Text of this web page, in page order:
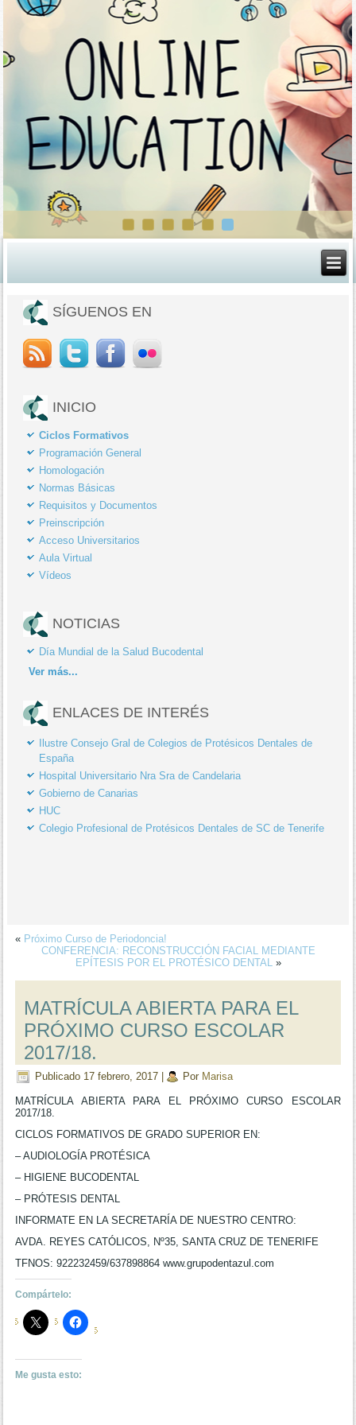
SÍGUENOS EN
INICIO
Ciclos Formativos
Programación General
Homologación
Normas Básicas
Requisitos y Documentos
Preinscripción
Acceso Universitarios
Aula Virtual
Vídeos
NOTICIAS
Día Mundial de la Salud Bucodental
Ver más...
ENLACES DE INTERÉS
Ilustre Consejo Gral de Colegios de Protésicos Dentales de
España
Hospital Universitario Nra Sra de Candelaria
Gobierno de Canarias
HUC
Colegio Profesional de Protésicos Dentales de SC de Tenerife
« Próximo Curso de Periodoncia!
CONFERENCIA: RECONSTRUCCIÓN FACIAL MEDIANTE
EPÍTESIS POR EL PROTÉSICO DENTAL
»
MATRÍCULA ABIERTA PARA EL
PRÓXIMO CURSO ESCOLAR
2017/18.
Publicado 17 febrero, 2017 Por Marisa
MATRÍCULA ABIERTA PARA EL PRÓXIMO CURSO ESCOLAR
2017/18.
CICLOS FORMATIVOS DE GRADO SUPERIOR EN:
– AUDIOLOGÍA PROTÉSICA
– HIGIENE BUCODENTAL
– PRÓTESIS DENTAL
INFORMATE EN LA SECRETARÍA DE NUESTRO CENTRO:
AVDA. REYES CATÓLICOS, Nº35, SANTA CRUZ DE TENERIFE
TFNOS: 922232459/637898864 www.grupodentazul.com
Compártelo:
Me gusta esto: